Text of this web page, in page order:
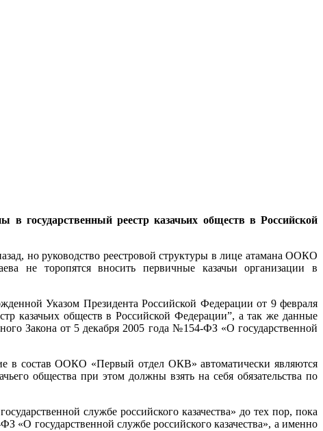
государственный реестр казачьих обществ в Российской
но руководство реестровой структуры в лице атамана ООКО
не торопятся вносить первичные казачьи организации в
Указом Президента Российской Федерации от 9 февраля
казачьих обществ в Российской Федерации”, а так же данные
Закона от 5 декабря 2005 года №154-ФЗ «О государственной
в состав ООКО «Первый отдел ОКВ» автоматически являются
общества при этом должны взять на себя обязательства по
службе российского казачества» до тех пор, пока
«О государственной службе российского казачества», а именно